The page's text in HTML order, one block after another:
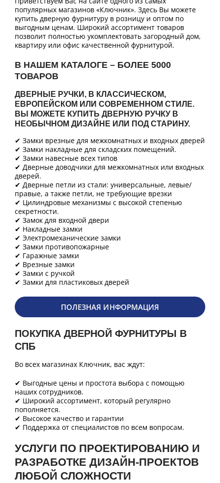
популярных магазинов «Ключник». Здесь Вы можете
купить дверную фурнитуру в розницу и оптом по
выгодным ценам. Широкий ассортимент товаров
позволит полностью укомплектовать загородный дом,
квартиру или офис качественной фурнитурой.
В НАШЕМ КАТАЛОГЕ – БОЛЕЕ 5000
ТОВАРОВ
ДВЕРНЫЕ РУЧКИ, В КЛАССИЧЕСКОМ,
ЕВРОПЕЙСКОМ ИЛИ СОВРЕМЕННОМ СТИЛЕ.
ВЫ МОЖЕТЕ КУПИТЬ ДВЕРНУЮ РУЧКУ В
НЕОБЫЧНОМ ДИЗАЙНЕ ИЛИ ПОД СТАРИНУ.
✔ Замки врезные для межкомнатных и входных дверей
✔ Замки накладные для складских помещений.
✔ Замки навесные всех типов
✔ Дверные доводчики для межкомнатных или входных
дверей.
✔ Дверные петли из стали: универсальные, левые/
правые, а также петли, не требующие врезки
✔ Цилиндровые механизмы с высокой степенью
секретности.
✔ Замок для входной двери
✔ Накладные замки
✔ Электромеханические замки
✔ Замки противопожарные
✔ Гаражные замки
✔ Врезные замки
✔ Замки с ручкой
✔ Замки для пластиковых дверей
ПОЛЕЗНАЯ ИНФОРМАЦИЯ
ПОКУПКА ДВЕРНОЙ ФУРНИТУРЫ В
СПБ
Во всех магазинах Ключник, вас ждут:
✔ Выгодные цены и простота выбора с помощью
наших сотрудников.
✔ Широкий ассортимент, который регулярно
пополняется.
✔ Высокое качество и гарантии
✔ Поддержка от специалистов по всем вопросам.
УСЛУГИ ПО ПРОЕКТИРОВАНИЮ И
РАЗРАБОТКЕ ДИЗАЙН-ПРОЕКТОВ
ЛЮБОЙ СЛОЖНОСТИ